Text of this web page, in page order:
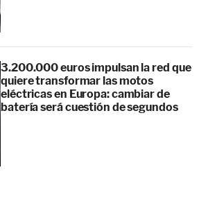
3.200.000 euros impulsan la red que
quiere transformar las motos
eléctricas en Europa: cambiar de
batería será cuestión de segundos